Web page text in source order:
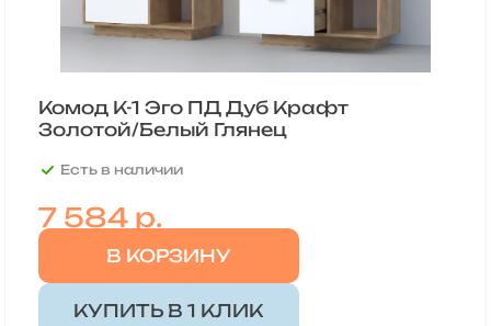
Комод К-1 Эго ПД Дуб Крафт
Золотой/Белый Глянец
Есть в наличии
7 584 р.
В КОРЗИНУ
КУПИТЬ В 1 КЛИК